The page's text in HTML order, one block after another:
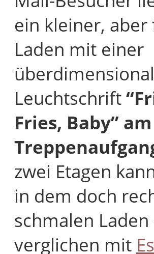
ein kleiner,
Laden mit einer
Leuchtschrift
Fries, Baby” am
zwei Etagen
in dem doch
schmalen Laden
verglichen mit